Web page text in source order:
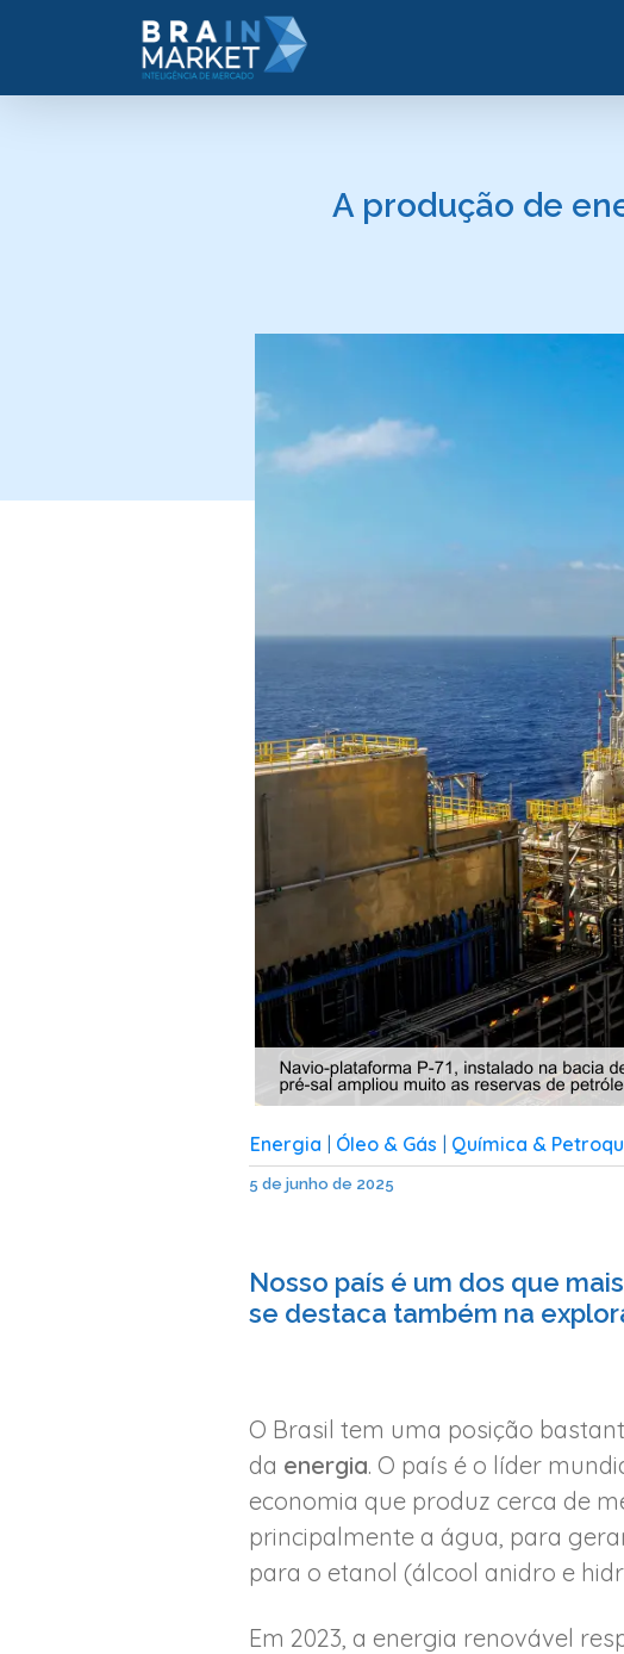
A produção de
Energia Óleo & Gás Química &
5 de junho de 2025
Nosso país é um dos que
se destaca também na
O Brasil tem uma posição
da energia. O país é o líder
economia que produz cerca de
principalmente a água, para
para o etanol (álcool anidro e
Em 2023, a energia renovável